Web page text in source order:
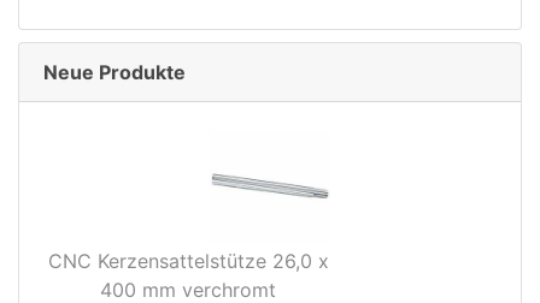
Neue Produkte
CNC Kerzensattelstütze 26,0 x
400 mm verchromt